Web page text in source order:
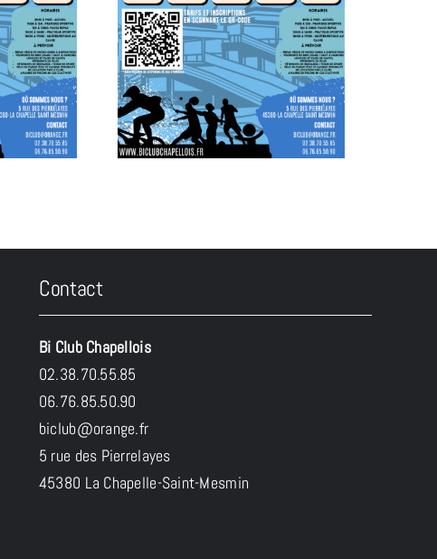
Contact
Bi Club Chapellois
02.38.70.55.85
06.76.85.50.90
biclub@orange.fr
5 rue des Pierrelayes
45380 La Chapelle-Saint-Mesmin